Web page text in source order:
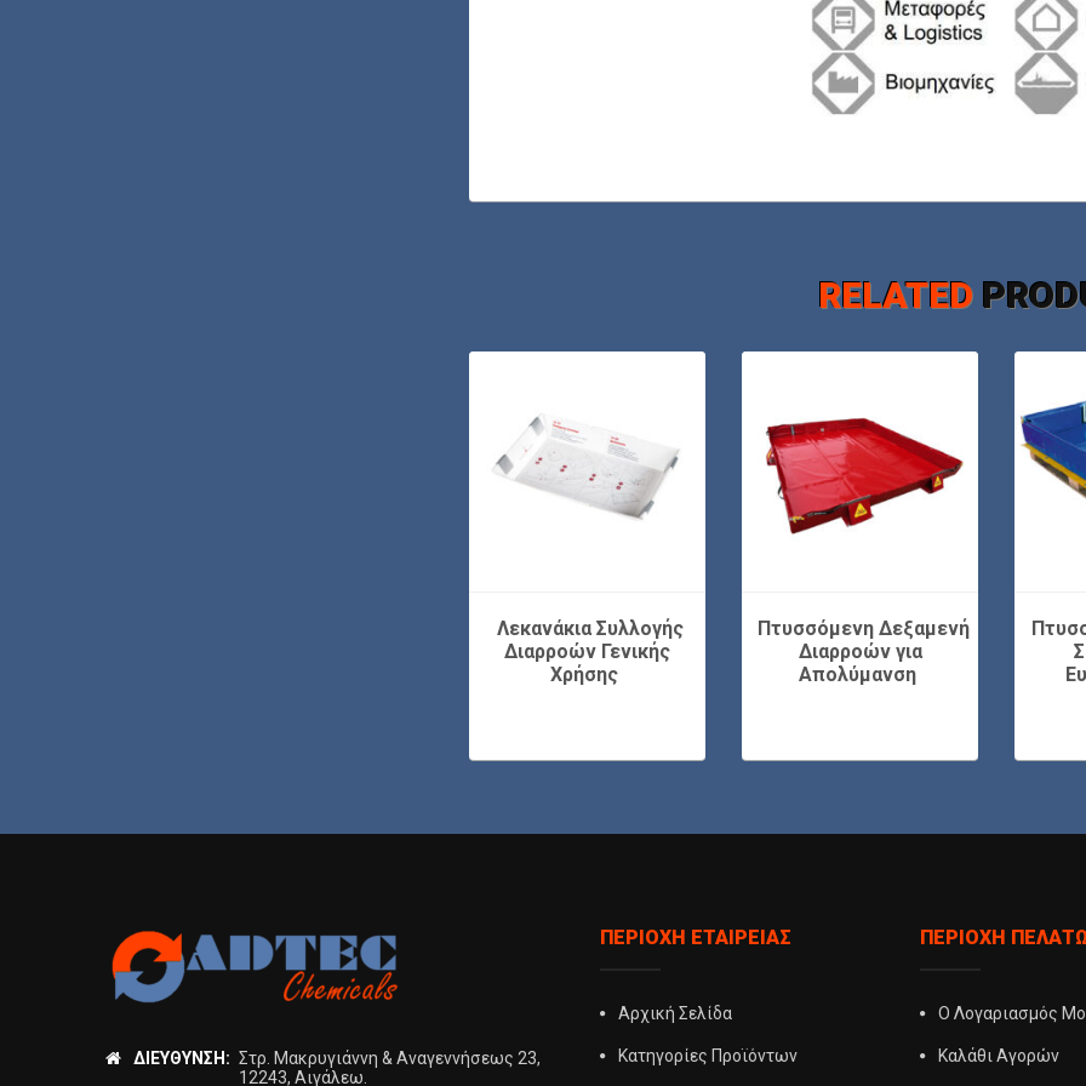
RELATED
Λεκανάκια Συλλογής
Διαρροών Γενικής
Χρήσης
Πτυσσόμενη Δεξαμενή
Διαρροών για
Απολύμανση
ΔΙΕΎΘΥΝΣΗ: Στρ. Μακρυγιάννη & Αναγεννήσεως 23,
12243, Αιγάλεω.
ΠΕΡΙΟΧΉ ΕΤΑΙΡΕΊΑΣ
Αρχική Σελίδα
Κατηγορίες Προϊόντων
ΠΕΡΙΟΧΉ
Ο Λογαριασμός
Καλάθι Αγορών